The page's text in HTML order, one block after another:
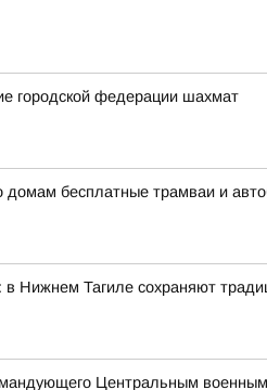
городской федерации шахмат
домам бесплатные трамваи и
в Нижнем Тагиле сохраняют
Центральным военным